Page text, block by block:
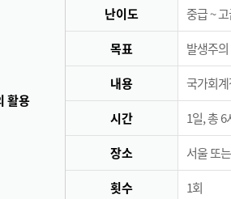
활용
난이도 중급 ~
목표 발생주
내용 국가회
시간 1일, 총 6
장소 서울 또
횟수 1회